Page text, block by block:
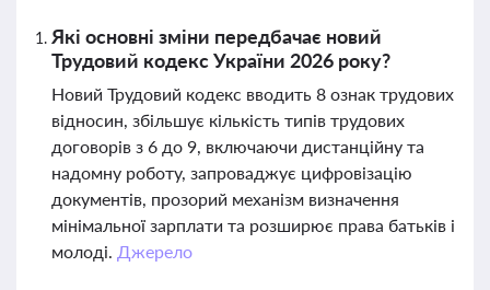
Які основні зміни передбачає новий
Трудовий кодекс України 2026 року?
Новий Трудовий кодекс вводить 8 ознак трудових
відносин, збільшує кількість типів трудових
договорів з 6 до 9, включаючи дистанційну та
надомну роботу, запроваджує цифровізацію
документів, прозорий механізм визначення
мінімальної зарплати та розширює права батьків і
молоді. Джерело